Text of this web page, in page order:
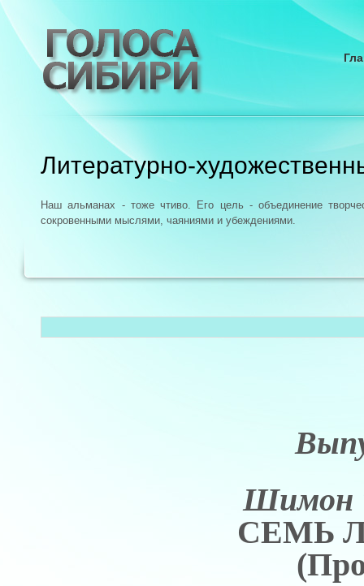
Литературно-
Наш альманах - тоже чтиво. Его цель - объединение
сокровенными мыслями, чаяниями и убеждениями.
Шимон
СЕМЬ